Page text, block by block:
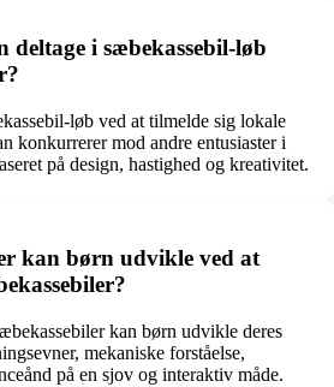
i sæbekassebil-løb
løb ved at tilmelde sig lokale
konkurrerer mod andre entusiaster i
på design, hastighed og kreativitet.
kan børn udvikle ved at
kan børn udvikle deres
mekaniske forståelse,
på en sjov og interaktiv måde.